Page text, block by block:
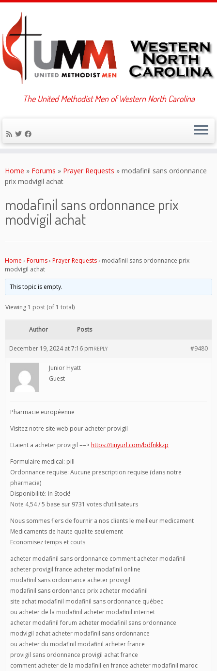
to
content
The United Methodist Men of Western North Carolina
Home » Forums » Prayer Requests » modafinil sans ordonnance
prix modvigil achat
modafinil sans ordonnance prix
modvigil achat
Home › Forums› Prayer Requests› modafinil sans ordonnance prix
modvigil achat
This topic is empty.
Viewing 1 post (of 1 total)
Author Posts
December 19, 2024 at 7:16 pm #9480
REPLY
Junior Hyatt
Guest
Pharmacie européenne
Visitez notre site web pour acheter provigil
Etaient a acheter provigil ==>https://tinyurl.com/bdfnkkzp
Formulaire medical: pill
Ordonnance requise: Aucune prescription requise (dans notre
pharmacie)
Disponibilité: In Stock!
Note 4,54 / 5 base sur 9731 votes d’utilisateurs
Nous sommes fiers de fournir a nos clients le meilleur medicament
Medicaments de haute qualite seulement
Economisez temps et couts
acheter modafinil sans ordonnance comment acheter modafinil
acheter provigil france acheter modafinil online
modafinil sans ordonnance acheter provigil
modafinil sans ordonnance prix acheter modafinil
site achat modafinil modafinil sans ordonnance québec
ou acheter de la modafinil acheter modafinil internet
acheter modafinil forum acheter modafinil sans ordonnance
modvigil achat acheter modafinil sans ordonnance
ou acheter du modafinil modafinil acheter france
provigil sans ordonnance provigil achat france
comment acheter de la modafinil en france acheter modafinil maroc